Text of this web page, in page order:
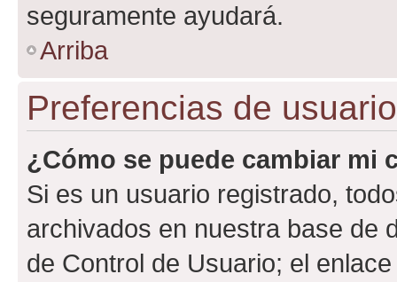
seguramente ayudará.
Arriba
Preferencias de
¿Cómo se puede cambiar mi
Si es un usuario registrado,
archivados en nuestra base de
de Control de Usuario; el